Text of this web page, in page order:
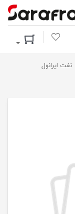
لیست مورد علاقه
سبد خرید
نفت ایرانول